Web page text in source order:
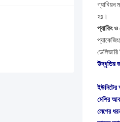
গ্যাবিয়ন
হয়।
প্যাকিং ও
ডেলিভারি
উদ্ধৃতির
মেশির
লেপের